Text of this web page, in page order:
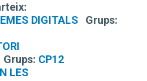
DIGITALS
Grups:
Grups: CP12
LES